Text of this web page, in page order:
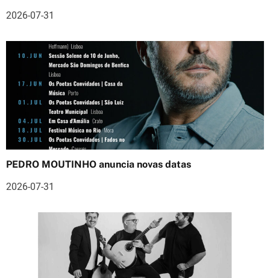
d
e
g
2026-07-31
PEDRO MOUTINHO anuncia novas datas
2026-07-31